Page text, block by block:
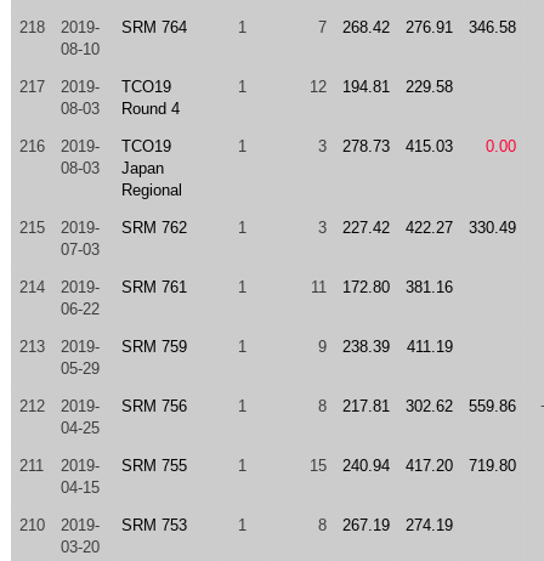
218
2019-
08-10
SRM 764 1 7 268.42 276.91 346.58
217
2019-
08-03
TCO19
Round 4
1 12 194.81 229.58
216
2019-
08-03
TCO19
Japan
Regional
1 3 278.73 415.03 0.00
215
2019-
07-03
SRM 762 1 3 227.42 422.27 330.49
214
2019-
06-22
SRM 761 1 11 172.80 381.16
213
2019-
05-29
SRM 759 1 9 238.39 411.19
212
2019-
04-25
SRM 756 1 8 217.81 302.62 559.86
211
2019-
04-15
SRM 755 1 15 240.94 417.20 719.80
210
2019-
03-20
SRM 753 1 8 267.19 274.19